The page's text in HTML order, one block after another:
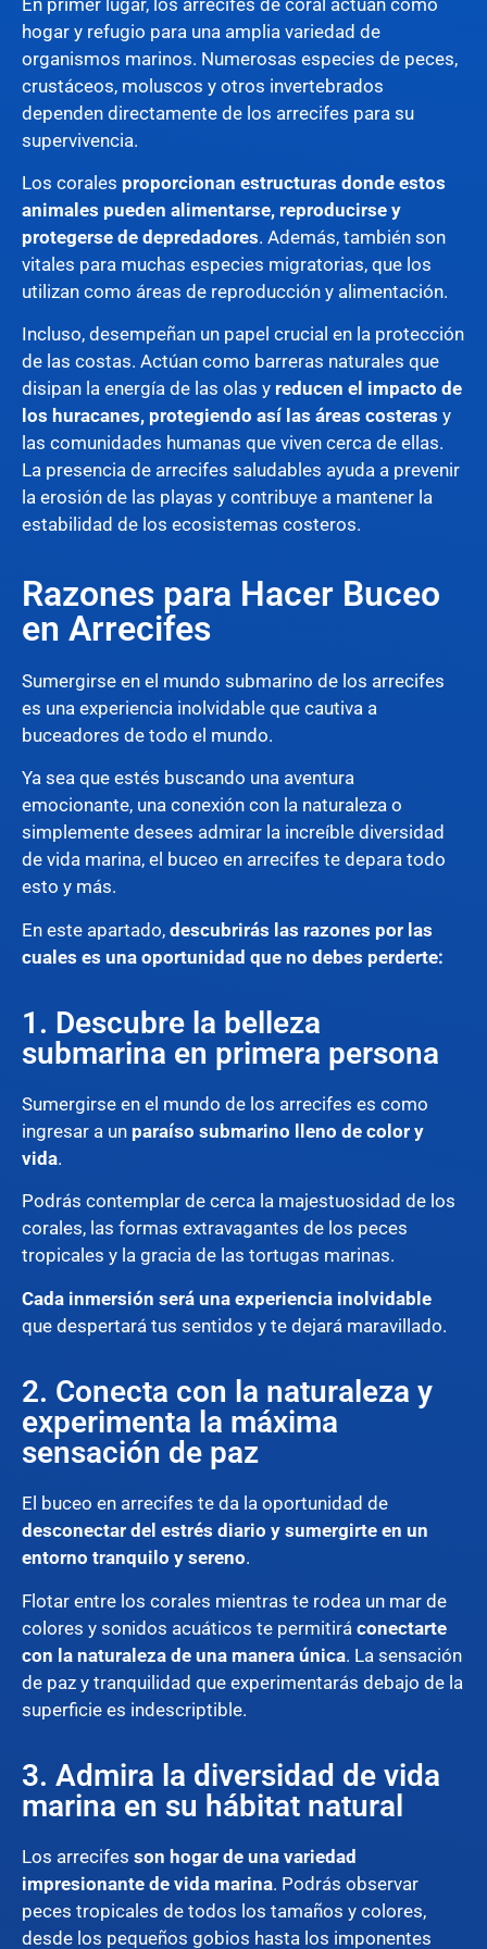
hogar y refugio para una amplia variedad de
organismos marinos. Numerosas especies de peces,
crustáceos, moluscos y otros invertebrados
dependen directamente de los arrecifes para su
supervivencia.
Los corales proporcionan estructuras donde estos
animales pueden alimentarse, reproducirse y
protegerse de depredadores. Además, también son
vitales para muchas especies migratorias, que los
utilizan como áreas de reproducción y alimentación.
Incluso, desempeñan un papel crucial en la protección
de las costas. Actúan como barreras naturales que
disipan la energía de las olas y reducen el impacto de
los huracanes, protegiendo así las áreas costeras y
las comunidades humanas que viven cerca de ellas.
La presencia de arrecifes saludables ayuda a prevenir
la erosión de las playas y contribuye a mantener la
estabilidad de los ecosistemas costeros.
Razones para Hacer Buceo
en Arrecifes
Sumergirse en el mundo submarino de los arrecifes
es una experiencia inolvidable que cautiva a
buceadores de todo el mundo.
Ya sea que estés buscando una aventura
emocionante, una conexión con la naturaleza o
simplemente desees admirar la increíble diversidad
de vida marina, el buceo en arrecifes te depara todo
esto y más.
En este apartado, descubrirás las razones por las
cuales es una oportunidad que no debes perderte:
1. Descubre la belleza
submarina en primera persona
Sumergirse en el mundo de los arrecifes es como
ingresar a un paraíso submarino lleno de color y
vida.
Podrás contemplar de cerca la majestuosidad de los
corales, las formas extravagantes de los peces
tropicales y la gracia de las tortugas marinas.
Cada inmersión será una experiencia inolvidable
que despertará tus sentidos y te dejará maravillado.
2. Conecta con la naturaleza y
experimenta la máxima
sensación de paz
El buceo en arrecifes te da la oportunidad de
desconectar del estrés diario y sumergirte en un
entorno tranquilo y sereno.
Flotar entre los corales mientras te rodea un mar de
colores y sonidos acuáticos te permitirá conectarte
con la naturaleza de una manera única. La sensación
de paz y tranquilidad que experimentarás debajo de la
superficie es indescriptible.
3. Admira la diversidad de vida
marina en su hábitat natural
Los arrecifes son hogar de una variedad
impresionante de vida marina. Podrás observar
peces tropicales de todos los tamaños y colores,
desde los pequeños gobios hasta los imponentes